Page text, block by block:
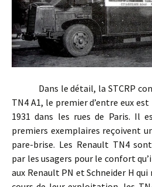
Dans le détail, la STCRP
TN4 A1, le premier d’entre eux
1931 dans les rues de Paris. Il
premiers exemplaires reçoivent
pare-brise. Les Renault TN4
par les usagers pour le confort
aux Renault PN et Schneider H